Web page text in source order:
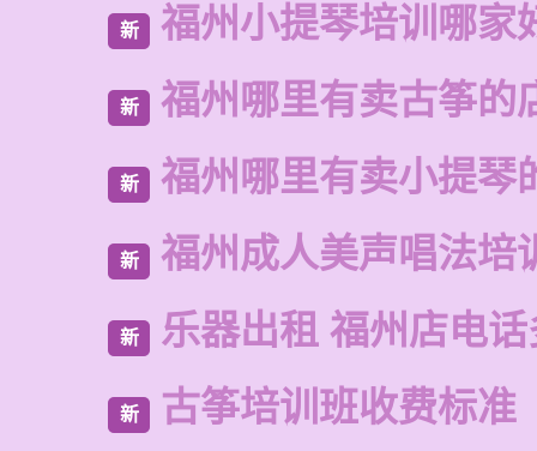
新 福州小提琴培训哪家
新 福州哪里有卖古筝的
新 福州哪里有卖小提琴
新 福州成人美声唱法培
新 乐器出租 福州店电
新 古筝培训班收费标准